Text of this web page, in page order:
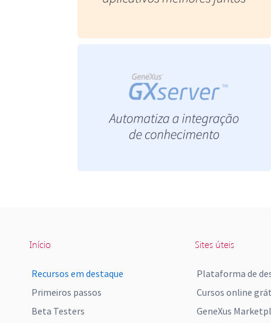
Início
Recursos em destaque
Primeiros passos
Beta Testers
Sites úteis
Plataforma de
Cursos online
GeneXus